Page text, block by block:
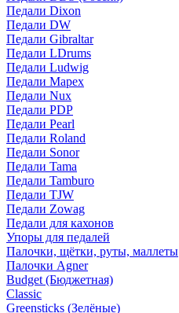
Педали Dixon
Педали DW
Педали Gibraltar
Педали LDrums
Педали Ludwig
Педали Mapex
Педали Nux
Педали PDP
Педали Pearl
Педали Roland
Педали Sonor
Педали Tama
Педали Tamburo
Педали TJW
Педали Zowag
Педали для кахонов
Упоры для педалей
Палочки, щётки, руты, маллеты
Палочки Agner
Budget (Бюджетная)
Classic
Greensticks (Зелёные)